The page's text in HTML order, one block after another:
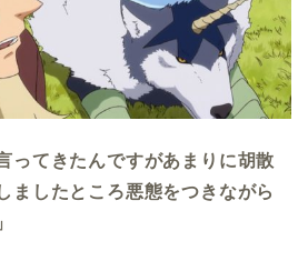
ってきたんですがあまりに胡散
ましたところ悪態をつきながら